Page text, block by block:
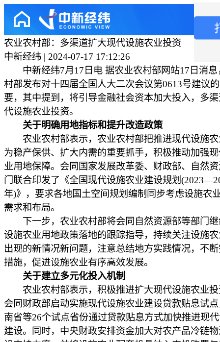
农业农村部：多渠道扩大现代设施农业投资
中新经纬 | 2024-07-17 17:12:26
中新经纬7月17日电 据农业农村部网站17日消息
村部发布对十四届全国人大二次会议第0613号建议
要，其中提到，将引导金融社会资本加大投入，多
代设施农业投资。
关于明确用地指标和提升改造政策
农业农村部表示，农业农村部把推进现代设施农
为稳产保供、扩大内需的重要抓手，积极推动加强
业用地保障。会同国家发展改革委、财政部、自然
门联合印发了《全国现代设施农业建设规划
年)》，要求各地国土空间规划编制同步考虑设施农
需求和布局。
下一步，农业农村部将会同自然资源部等部门继
设施农业用地政策落地的跟踪指导，持续关注设施
出现的新情况新问题，注意总结地方实践情况，不
措施，促进设施农业有序高效发展。
关于建立多元化投入机制
农业农村部表示，积极推进扩大现代设施农业投
会同财政部启动实施现代设施农业建设贷款贴息试
南省等26个试点省份通过贷款贴息方式加快推进现
建设。同时，中央财政安排资金加大对农产品冷链